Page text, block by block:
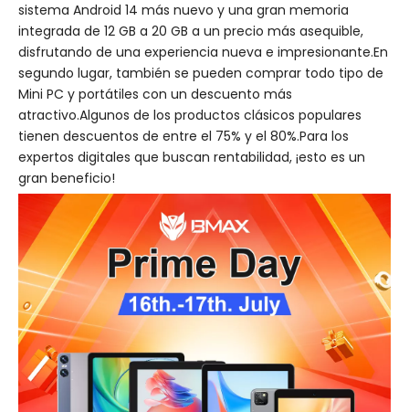
sistema Android 14 más nuevo y una gran memoria
integrada de 12 GB a 20 GB a un precio más asequible,
disfrutando de una experiencia nueva e impresionante.En
segundo lugar, también se pueden comprar todo tipo de
Mini PC y portátiles con un descuento más
atractivo.Algunos de los productos clásicos populares
tienen descuentos de entre el 75% y el 80%.Para los
expertos digitales que buscan rentabilidad, ¡esto es un
gran beneficio!